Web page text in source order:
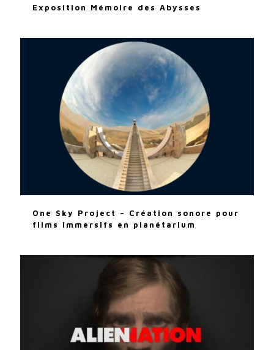
Exposition Mémoire des Abysses
One Sky Project – Création sonore pour
films immersifs en planétarium